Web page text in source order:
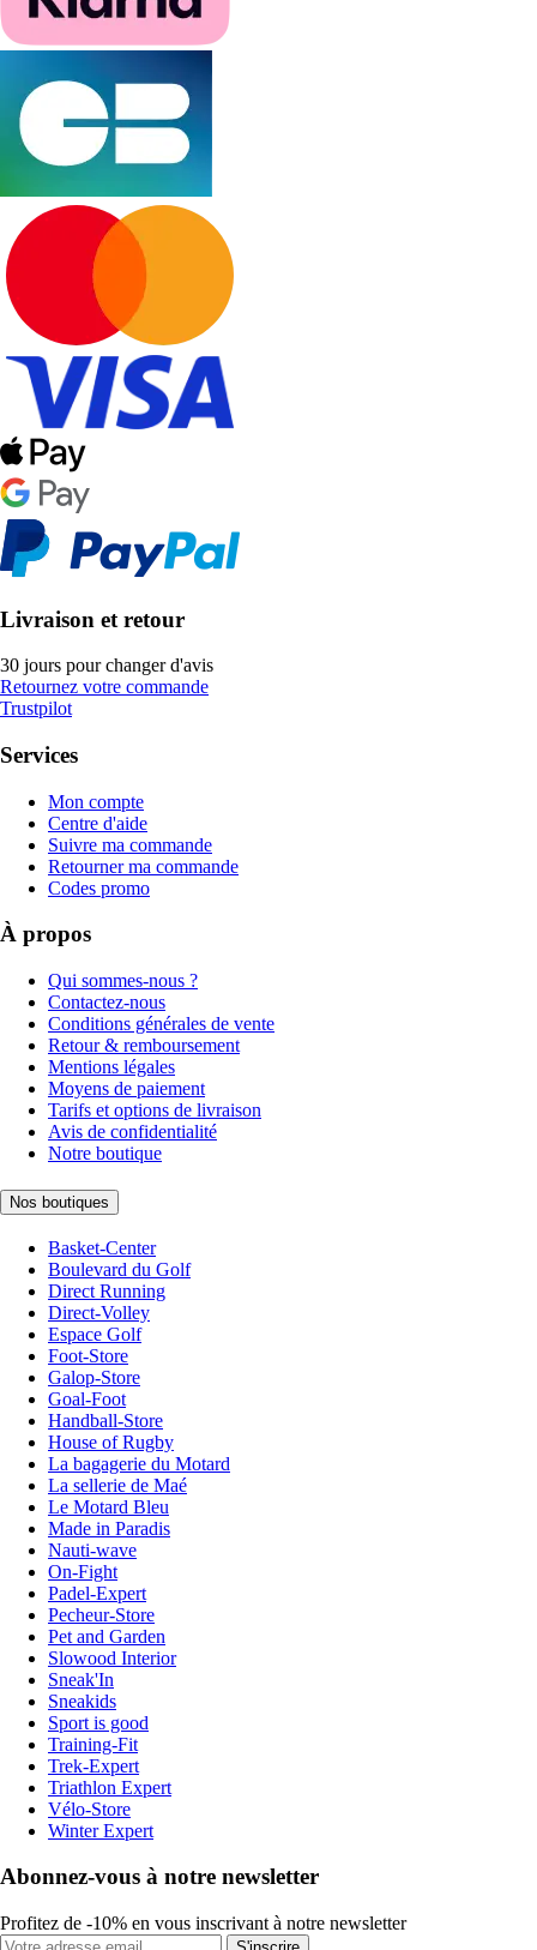
Livraison et retour
30 jours pour changer d'avis
Retournez votre commande
Trustpilot
Services
Mon compte
Centre d'aide
Suivre ma commande
Retourner ma commande
Codes promo
À propos
Qui sommes-nous ?
Contactez-nous
Conditions générales de vente
Retour & remboursement
Mentions légales
Moyens de paiement
Tarifs et options de livraison
Avis de confidentialité
Notre boutique
Nos boutiques
Basket-Center
Boulevard du Golf
Direct Running
Direct-Volley
Espace Golf
Foot-Store
Galop-Store
Goal-Foot
Handball-Store
House of Rugby
La bagagerie du Motard
La sellerie de Maé
Le Motard Bleu
Made in Paradis
Nauti-wave
On-Fight
Padel-Expert
Pecheur-Store
Pet and Garden
Slowood Interior
Sneak'In
Sneakids
Sport is good
Training-Fit
Trek-Expert
Triathlon Expert
Vélo-Store
Winter Expert
Abonnez-vous à notre newsletter
Profitez de -10% en vous inscrivant à notre newsletter